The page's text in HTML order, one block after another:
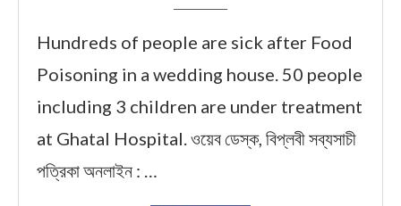
Hundreds of people are sick after Food
Poisoning in a wedding house. 50 people
including 3 children are under treatment
at Ghatal Hospital. ওয়েব ডেস্ক, বিপ্লবী সব্যসাচী
পত্রিকা অনলাইন : …